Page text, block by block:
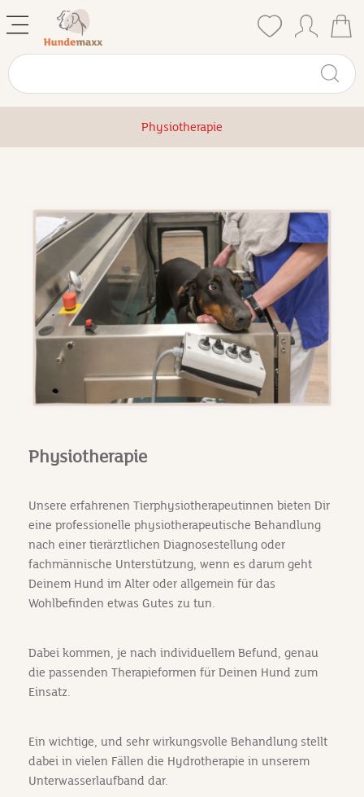
Physiotherapie
Physiotherapie
Unsere erfahrenen Tierphysiotherapeutinnen bieten Dir
eine professionelle physiotherapeutische Behandlung
nach einer tierärztlichen Diagnosestellung oder
fachmännische Unterstützung, wenn es darum geht
Deinem Hund im Alter oder allgemein für das
Wohlbefinden etwas Gutes zu tun.
Dabei kommen, je nach individuellem Befund, genau
die passenden Therapieformen für Deinen Hund zum
Einsatz.
Ein wichtige, und sehr wirkungsvolle Behandlung stellt
dabei in vielen Fällen die Hydrotherapie in unserem
Unterwasserlaufband dar.